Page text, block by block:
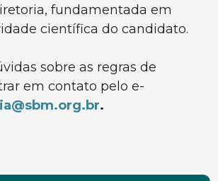
fundamentada em
científica do candidato.
sobre as regras de
em contato pelo e-
.